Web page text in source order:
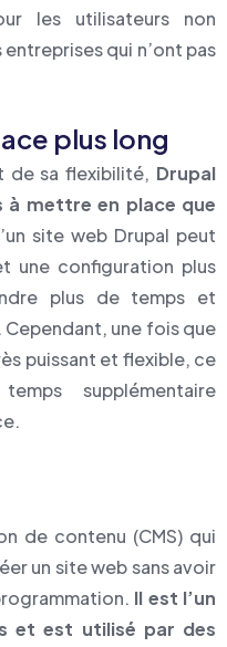
les utilisateurs non
qui n’ont pas
plus long
de sa flexibilité, Drupal
mettre en place que
site web Drupal peut
une configuration plus
plus de temps et
une fois que
puissant et flexible, ce
supplémentaire
de contenu (CMS) qui
un site web sans avoir
Il est l’un
et est utilisé par des